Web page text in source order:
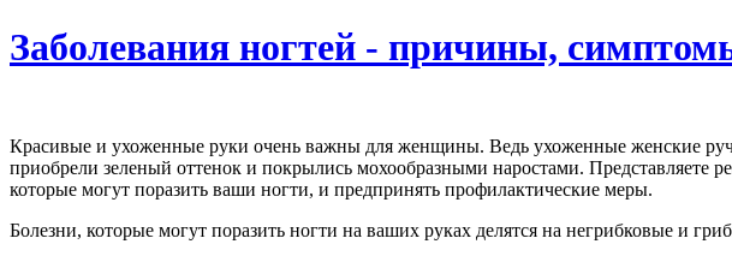
Заболевания ногтей - причины,
Красивые и ухоженные руки очень важны для женщины. Ведь ухоженные женские
приобрели зеленый оттенок и покрылись мохообразными наростами.
которые могут поразить ваши ногти, и предпринять профилактические меры.
Болезни, которые могут поразить ногти на ваших руках делятся на негрибковые и